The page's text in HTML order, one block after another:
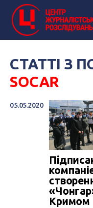
СТАТТІ З
SOCAR
05.05.2020
Кримом